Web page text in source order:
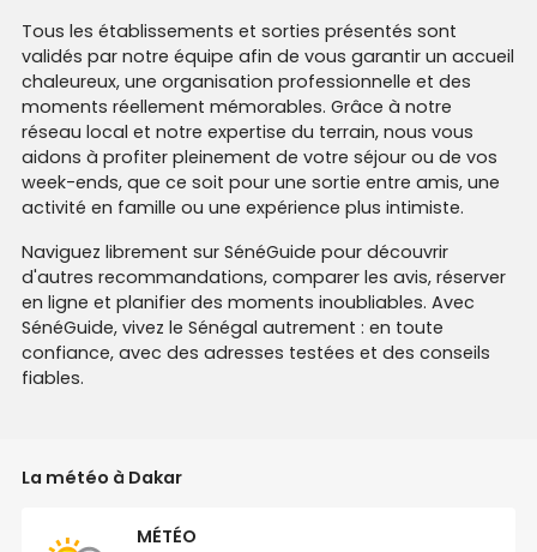
Tous les établissements et sorties présentés sont
validés par notre équipe afin de vous garantir un accueil
chaleureux, une organisation professionnelle et des
moments réellement mémorables. Grâce à notre
réseau local et notre expertise du terrain, nous vous
aidons à profiter pleinement de votre séjour ou de vos
week-ends, que ce soit pour une sortie entre amis, une
activité en famille ou une expérience plus intimiste.
Naviguez librement sur SénéGuide pour découvrir
d'autres recommandations, comparer les avis, réserver
en ligne et planifier des moments inoubliables. Avec
SénéGuide, vivez le Sénégal autrement : en toute
confiance, avec des adresses testées et des conseils
fiables.
La météo à Dakar
MÉTÉO